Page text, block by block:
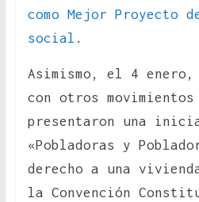
como Mejor Proyecto
social .
Asimismo, el 4 enero,
con otros
presentaron una
«Pobladoras y
derecho a una
la Convención